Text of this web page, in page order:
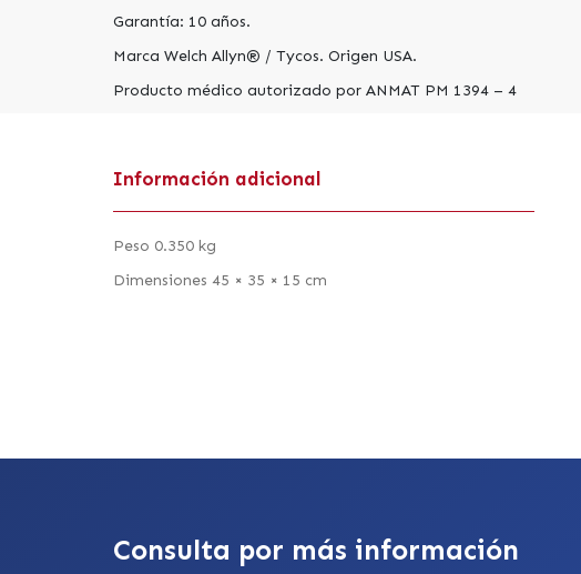
Garantía: 10 años.
Marca Welch Allyn® / Tycos. Origen USA.
Producto médico autorizado por ANMAT PM 1394 – 4
Información adicional
Peso 0.350 kg
Dimensiones 45 × 35 × 15 cm
Consulta por más información